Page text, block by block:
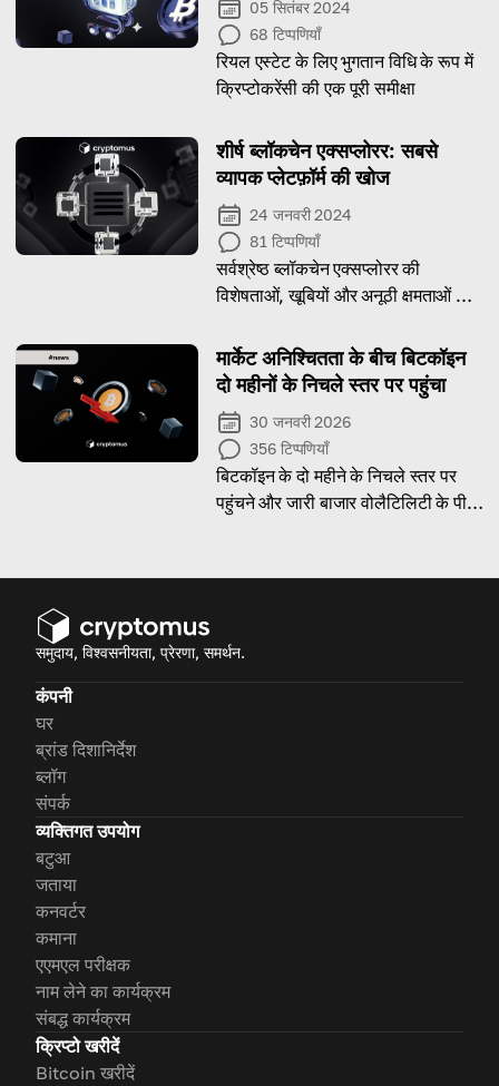
05 सितंबर 2024
68 टिप्पणियाँ
रियल एस्टेट के लिए भुगतान विधि के रूप में
क्रिप्टोकरेंसी की एक पूरी समीक्षा
शीर्ष ब्लॉकचेन एक्सप्लोरर: सबसे
व्यापक प्लेटफ़ॉर्म की खोज
24 जनवरी 2024
81 टिप्पणियाँ
सर्वश्रेष्ठ ब्लॉकचेन एक्सप्लोरर की
विशेषताओं, खूबियों और अनूठी क्षमताओं का
मार्केट अनिश्चितता के बीच बिटकॉइन
दो महीनों के निचले स्तर पर पहुंचा
30 जनवरी 2026
356 टिप्पणियाँ
बिटकॉइन के दो महीने के निचले स्तर पर
पहुंचने और जारी बाजार वोलैटिलिटी के पीछे
समुदाय, विश्वसनीयता, प्रेरणा, समर्थन.
कंपनी
घर
ब्रांड दिशानिर्देश
ब्लॉग
संपर्क
व्यक्तिगत उपयोग
बटुआ
जताया
कनवर्टर
कमाना
एएमएल परीक्षक
नाम लेने का कार्यक्रम
संबद्ध कार्यक्रम
क्रिप्टो खरीदें
Bitcoin खरीदें